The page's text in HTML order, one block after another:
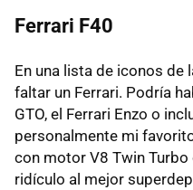
Ferrari F40
En una lista de iconos de
faltar un Ferrari. Podría
GTO, el Ferrari Enzo o
personalmente mi
con motor V8 Twin Turbo
ridículo al mejor